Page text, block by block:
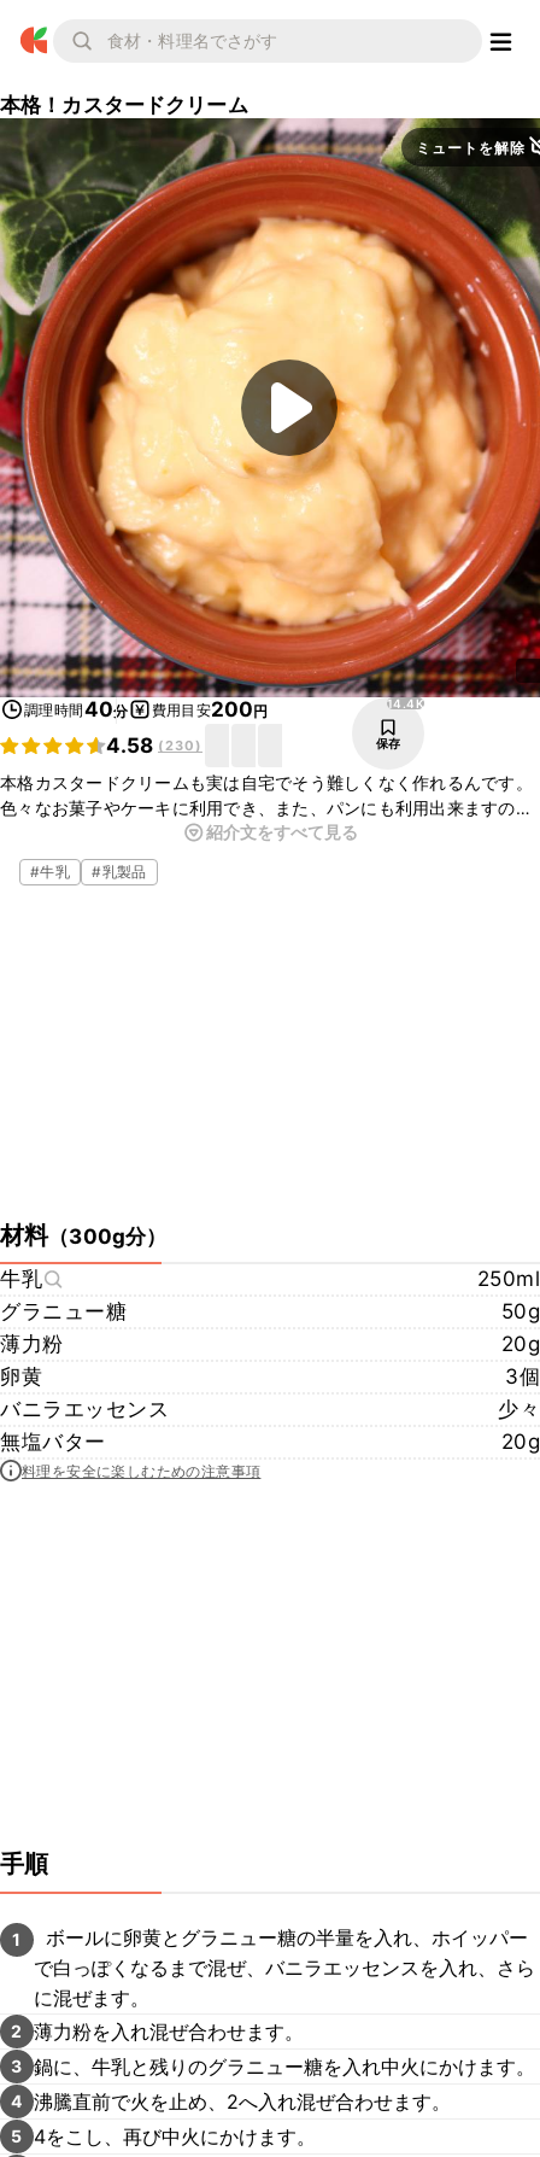
本格！カスタードクリーム
ミュートを解除
調理時間40分 費用目安200円
4.58 (230)
14.4K
保存
本格カスタードクリームも実は自宅でそう難しくなく作れるんです。
色々なお菓子やケーキに利用でき、また、パンにも利用出来ますの
で、お料理の幅も広がります。
ホイップクリームと混ぜ合わせて少しなめらかにしても美味しいで
す。
紹介文をすべて見る
#牛乳 #乳製品
材料（300g分）
牛乳
250ml
グラニュー糖
50g
薄力粉
20g
卵黄
3個
バニラエッセンス
少々
無塩バター
20g
料理を安全に楽しむための注意事項
手順
1
ボールに卵黄とグラニュー糖の半量を入れ、ホイッパー
で白っぽくなるまで混ぜ、バニラエッセンスを入れ、さら
に混ぜます。
2 薄力粉を入れ混ぜ合わせます。
3 鍋に、牛乳と残りのグラニュー糖を入れ中火にかけます。
4 沸騰直前で火を止め、2へ入れ混ぜ合わせます。
5 4をこし、再び中火にかけます。